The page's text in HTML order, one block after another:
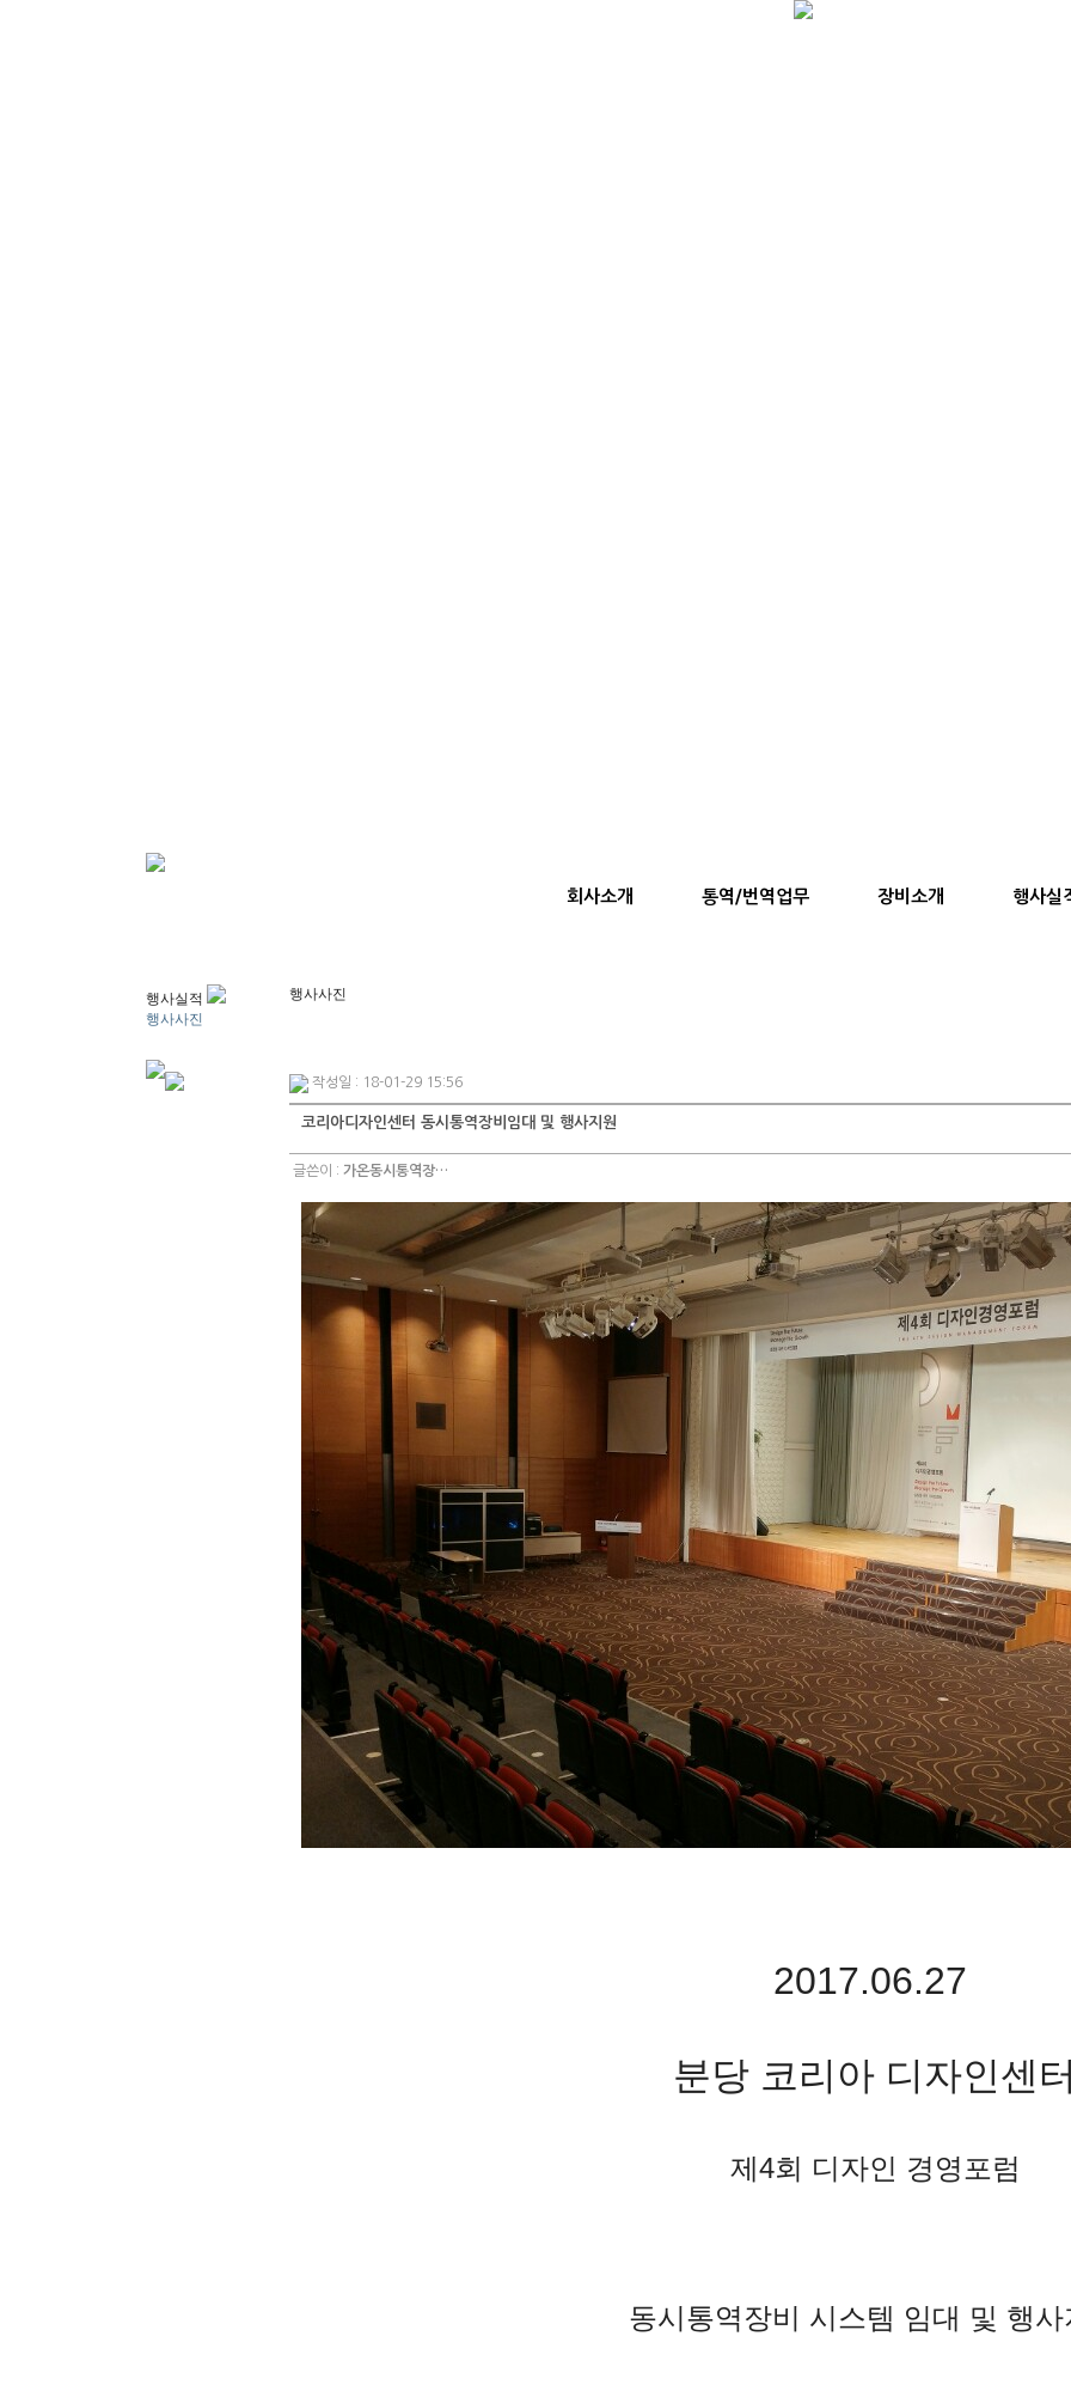
회사소개 통역/번역업무 장비소개 행사실
행사실적
행사사진
행사사진
작성일 : 18-01-29 15:56
코리아디자인센터 동시통역장비임대 및 행사지원
글쓴이 : 가온동시통역장…
2017.06.27
분당 코리아 디자인센
제4회 디자인 경영포럼
동시통역장비 시스템 임대 및 행사